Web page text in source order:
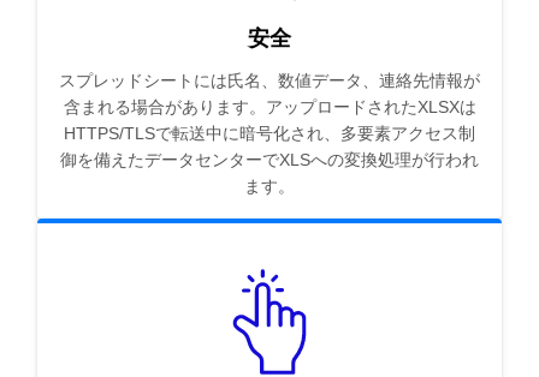
安全
スプレッドシートには氏名、数値データ、連絡先情報が
含まれる場合があります。アップロードされたXLSXは
HTTPS/TLSで転送中に暗号化され、多要素アクセス制
御を備えたデータセンターでXLSへの変換処理が行われ
ます。